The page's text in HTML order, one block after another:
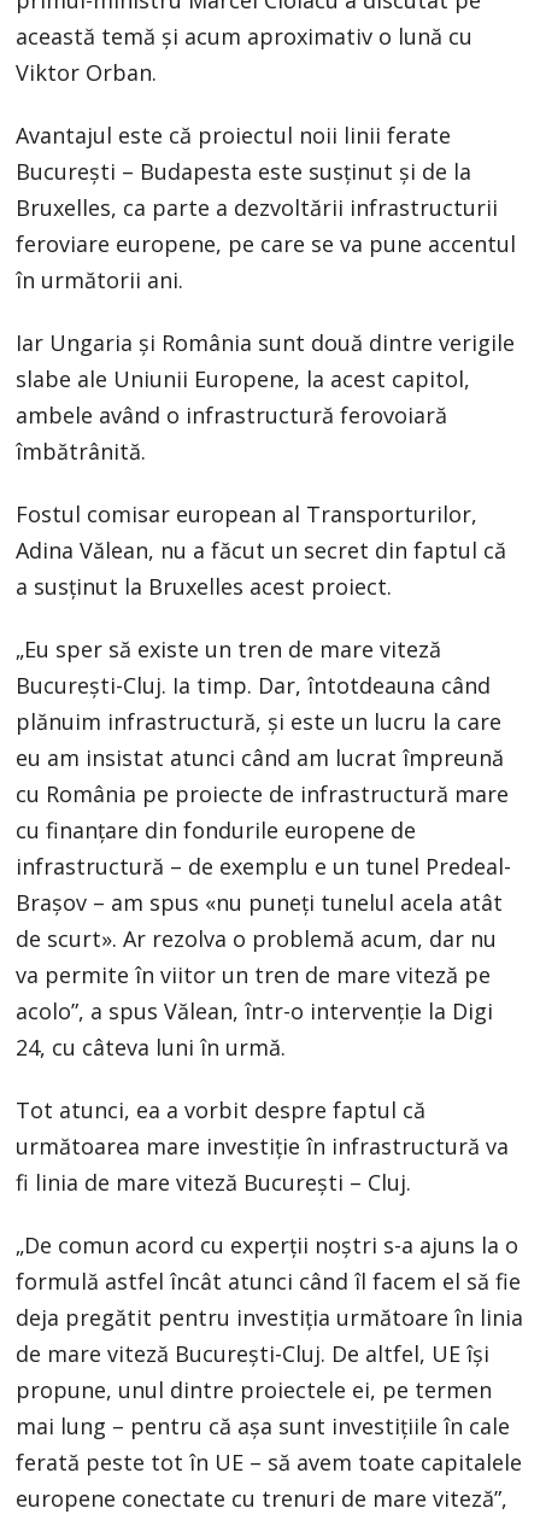
această temă și acum aproximativ o lună cu
Viktor Orban.
Avantajul este că proiectul noii linii ferate
București – Budapesta este susținut și de la
Bruxelles, ca parte a dezvoltării infrastructurii
feroviare europene, pe care se va pune accentul
în următorii ani.
Iar Ungaria și România sunt două dintre verigile
slabe ale Uniunii Europene, la acest capitol,
ambele având o infrastructură ferovoiară
îmbătrânită.
Fostul comisar european al Transporturilor,
Adina Vălean, nu a făcut un secret din faptul că
a susținut la Bruxelles acest proiect.
„Eu sper să existe un tren de mare viteză
București-Cluj. Ia timp. Dar, întotdeauna când
plănuim infrastructură, și este un lucru la care
eu am insistat atunci când am lucrat împreună
cu România pe proiecte de infrastructură mare
cu finanțare din fondurile europene de
infrastructură – de exemplu e un tunel Predeal-
Brașov – am spus «nu puneți tunelul acela atât
de scurt». Ar rezolva o problemă acum, dar nu
va permite în viitor un tren de mare viteză pe
acolo”, a spus Vălean, într-o intervenție la Digi
24, cu câteva luni în urmă.
Tot atunci, ea a vorbit despre faptul că
următoarea mare investiție în infrastructură va
fi linia de mare viteză București – Cluj.
„De comun acord cu experții noștri s-a ajuns la o
formulă astfel încât atunci când îl facem el să fie
deja pregătit pentru investiția următoare în linia
de mare viteză București-Cluj. De altfel, UE își
propune, unul dintre proiectele ei, pe termen
mai lung – pentru că așa sunt investițiile în cale
ferată peste tot în UE – să avem toate capitalele
europene conectate cu trenuri de mare viteză”,